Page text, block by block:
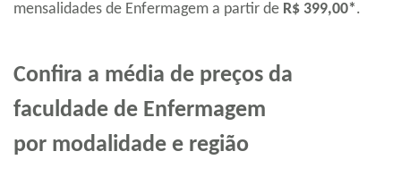
mensalidades de Enfermagem a partir de R$ 399,00*.
Confira a média de preços da
faculdade de Enfermagem
por modalidade e região